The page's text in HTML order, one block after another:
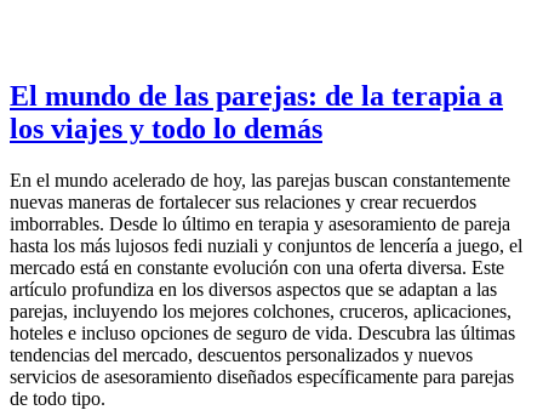
El mundo de las parejas: de la terapia a
los viajes y todo lo demás
En el mundo acelerado de hoy, las parejas buscan constantemente
nuevas maneras de fortalecer sus relaciones y crear recuerdos
imborrables. Desde lo último en terapia y asesoramiento de pareja
hasta los más lujosos fedi nuziali y conjuntos de lencería a juego, el
mercado está en constante evolución con una oferta diversa. Este
artículo profundiza en los diversos aspectos que se adaptan a las
parejas, incluyendo los mejores colchones, cruceros, aplicaciones,
hoteles e incluso opciones de seguro de vida. Descubra las últimas
tendencias del mercado, descuentos personalizados y nuevos
servicios de asesoramiento diseñados específicamente para parejas
de todo tipo.